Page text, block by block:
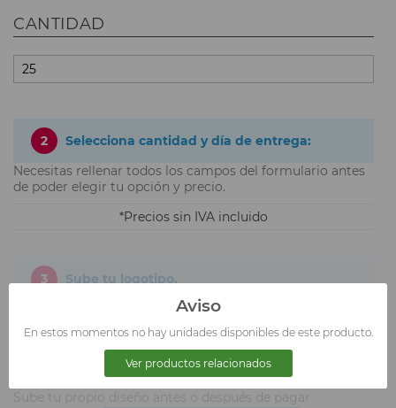
CANTIDAD
2
Selecciona cantidad y día de entrega:
Necesitas rellenar todos los campos del formulario antes
de poder elegir tu opción y precio.
Precios sin IVA incluido
3 Sube tu logotipo.
Sube tu propio diseño antes o después de pagar
Aviso
En estos momentos no hay unidades disponibles de este producto.
Ver productos relacionados